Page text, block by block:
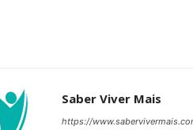
Saber Viver Mais
https://